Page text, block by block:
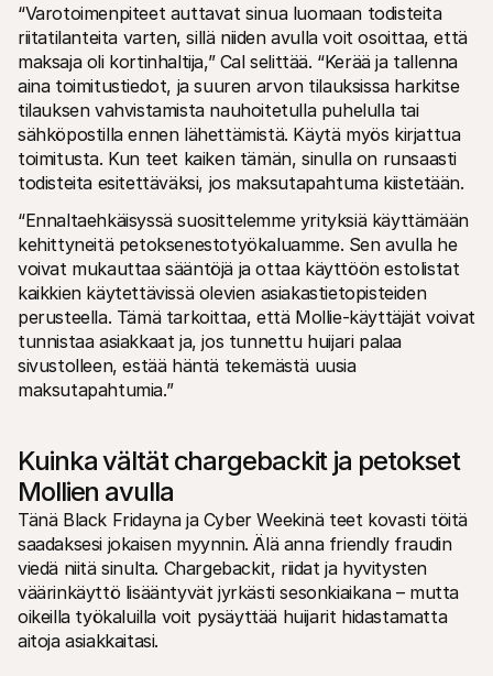
“Varotoimenpiteet auttavat sinua luomaan todisteita
riitatilanteita varten, sillä niiden avulla voit osoittaa, että
maksaja oli kortinhaltija,” Cal selittää. “Kerää ja tallenna
aina toimitustiedot, ja suuren arvon tilauksissa harkitse
tilauksen vahvistamista nauhoitetulla puhelulla tai
sähköpostilla ennen lähettämistä. Käytä myös kirjattua
toimitusta. Kun teet kaiken tämän, sinulla on runsaasti
todisteita esitettäväksi, jos maksutapahtuma kiistetään.
“Ennaltaehkäisyssä suosittelemme yrityksiä käyttämään
kehittyneitä petoksenestotyökaluamme. Sen avulla he
voivat mukauttaa sääntöjä ja ottaa käyttöön estolistat
kaikkien käytettävissä olevien asiakastietopisteiden
perusteella. Tämä tarkoittaa, että Mollie-käyttäjät voivat
tunnistaa asiakkaat ja, jos tunnettu huijari palaa
sivustolleen, estää häntä tekemästä uusia
maksutapahtumia.”
Kuinka vältät chargebackit ja petokset
Mollien avulla
Tänä Black Fridayna ja Cyber Weekinä teet kovasti töitä
saadaksesi jokaisen myynnin. Älä anna friendly fraudin
viedä niitä sinulta. Chargebackit, riidat ja hyvitysten
väärinkäyttö lisääntyvät jyrkästi sesonkiaikana – mutta
oikeilla työkaluilla voit pysäyttää huijarit hidastamatta
aitoja asiakkaitasi.